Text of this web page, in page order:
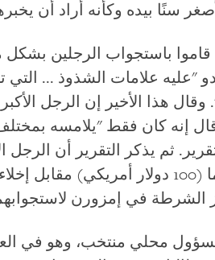
سنًا بيده وكأنه أراد أن
قاموا باستجواب الرجلين
"عليه علامات الشذوذ ...
هذا الأخير إن الرجل
إنه كان فقط "يلامسه
ثم يذكر التقرير أن الرجل
على أعوان الدرك مبلغ 970 درهما (100 دولار
الشرطة في إمزورن
محلي منتخب، وهو في